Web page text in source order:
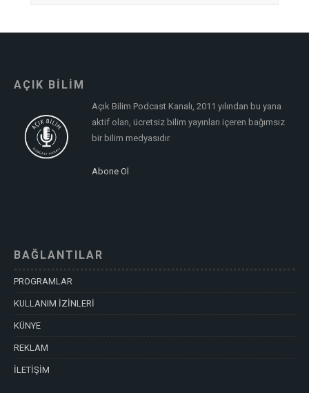
AÇIK BİLİM
Açık Bilim Podcast Kanalı, 2011 yılından bu yana
aktif olan, ücretsiz bilim yayınları içeren bağımsız
bir bilim medyasıdır.
Abone Ol
BAĞLANTILAR
PROGRAMLAR
KULLANIM İZİNLERİ
KÜNYE
REKLAM
İLETİŞİM